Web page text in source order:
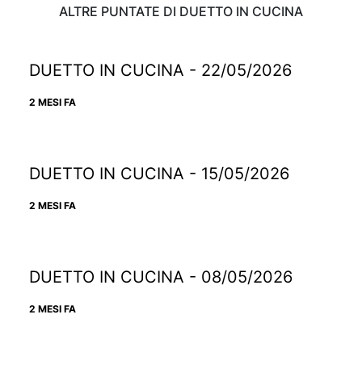
ALTRE PUNTATE DI DUETTO IN CUCINA
DUETTO IN CUCINA - 22/05/2026
2 MESI FA
DUETTO IN CUCINA - 15/05/2026
2 MESI FA
DUETTO IN CUCINA - 08/05/2026
2 MESI FA